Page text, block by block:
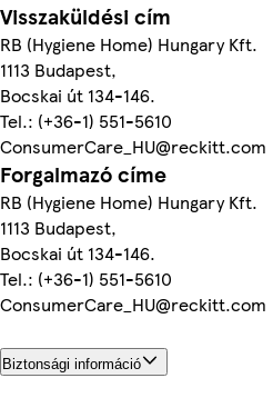
Visszaküldési cím
RB (Hygiene Home) Hungary Kft.
1113 Budapest,
Bocskai út 134-146.
Tel.: (+36-1) 551-5610
ConsumerCare_HU@reckitt.com
Forgalmazó címe
RB (Hygiene Home) Hungary Kft.
1113 Budapest,
Bocskai út 134-146.
Tel.: (+36-1) 551-5610
ConsumerCare_HU@reckitt.com
Biztonsági információ